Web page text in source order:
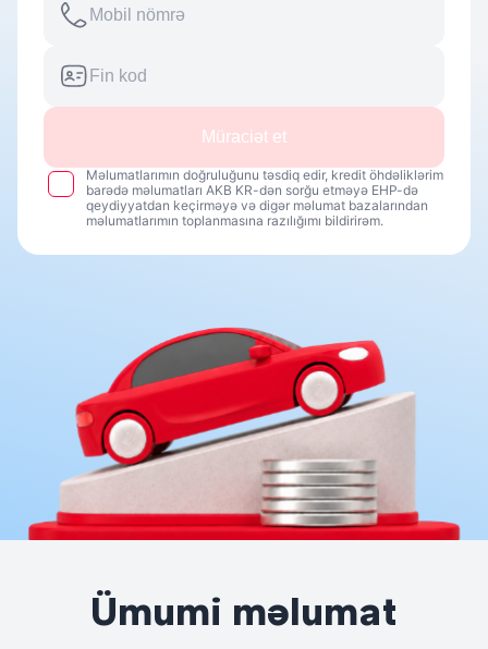
Müraciət et
Məlumatlarımın doğruluğunu təsdiq edir, kredit öhdəliklərim
barədə məlumatları AKB KR-dən sorğu etməyə EHP-də
qeydiyyatdan keçirməyə və digər məlumat bazalarından
məlumatlarımın toplanmasına razılığımı bildirirəm.
Ümumi məlumat